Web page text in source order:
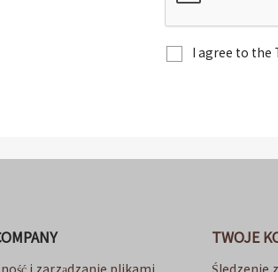
I agree to the
TWOJE